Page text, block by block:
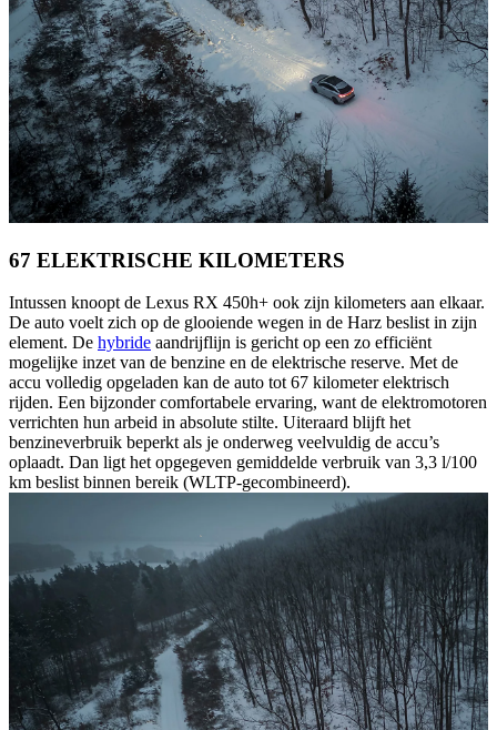
67 ELEKTRISCHE KILOMETERS
Intussen knoopt de Lexus RX 450h+ ook zijn kilometers aan elkaar.
De auto voelt zich op de glooiende wegen in de Harz beslist in zijn
element. De hybride aandrijflijn is gericht op een zo efficiënt
mogelijke inzet van de benzine en de elektrische reserve. Met de
accu volledig opgeladen kan de auto tot 67 kilometer elektrisch
rijden. Een bijzonder comfortabele ervaring, want de elektromotoren
verrichten hun arbeid in absolute stilte. Uiteraard blijft het
benzineverbruik beperkt als je onderweg veelvuldig de accu’s
oplaadt. Dan ligt het opgegeven gemiddelde verbruik van 3,3 l/100
km beslist binnen bereik (WLTP-gecombineerd).